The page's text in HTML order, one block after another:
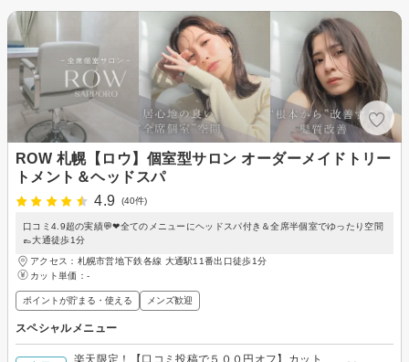
ROW 札幌【ロウ】個室型サロン オーダーメイドトリー
トメント＆ヘッドスパ
4.9
(40件)
口コミ4.9超の実績💬❤全てのメニューにヘッドスパ付き＆全席半個室でゆったり空間
👞大通徒歩1分
アクセス：札幌市営地下鉄各線 大通駅11番出口徒歩1分
カット単価： -
ポイントが貯まる・使える メンズ歓迎
スペシャルメニュー